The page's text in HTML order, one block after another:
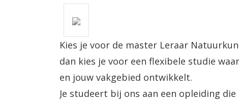
Kies je voor de master Leraar
dan kies je voor een flexibele studie
en jouw vakgebied ontwikkelt.
Je studeert bij ons aan een opleiding